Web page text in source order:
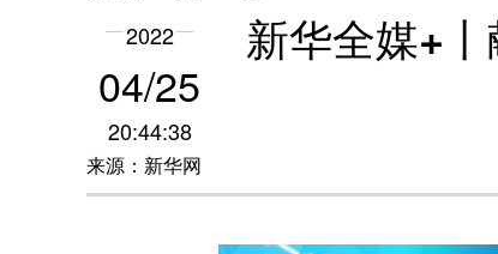
2022
04/25
20:44:38
来源：新华网
新华全媒+